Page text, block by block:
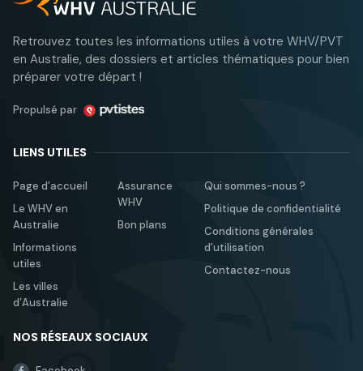
Retrouvez toutes les informations utiles à votre WHV/PVT
en Australie, des dossiers et articles thématiques pour bien
préparer votre départ !
Propulsé par
LIENS UTILES
Page d’accueil
Le WHV en
Australie
Informations
utiles
Les villes
d’Australie
Assurance
WHV
Bon plans
Qui sommes-nous ?
Politique de confidentialité
Conditions générales
d’utilisation
Contactez-nous
NOS RÉSEAUX SOCIAUX